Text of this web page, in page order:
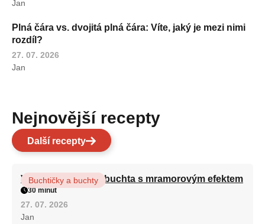
Jan
Plná čára vs. dvojitá plná čára: Víte, jaký je mezi nimi
rozdíl?
27. 07. 2026
Jan
Nejnovější recepty
Další recepty
Vláčná olejová litá buchta s mramorovým efektem
Buchtičky a buchty
30 minut
27. 07. 2026
Jan